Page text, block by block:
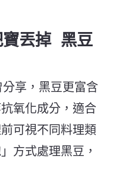
寶丟掉 黑豆
分享，黑豆更富含
氧化成分，適合
可視不同料理類
方式處理黑豆，